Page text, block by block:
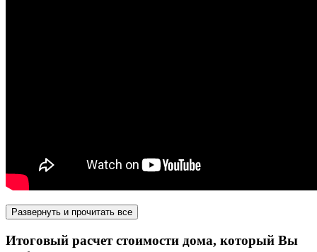
Развернуть и прочитать все
Итоговый расчет стоимости дома, который Вы